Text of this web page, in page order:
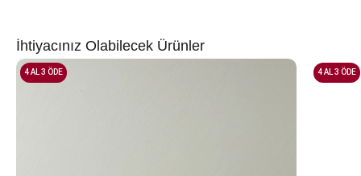
İhtiyacınız Olabilecek Ürünler
4 AL 3 ÖDE 4 AL 3 ÖDE